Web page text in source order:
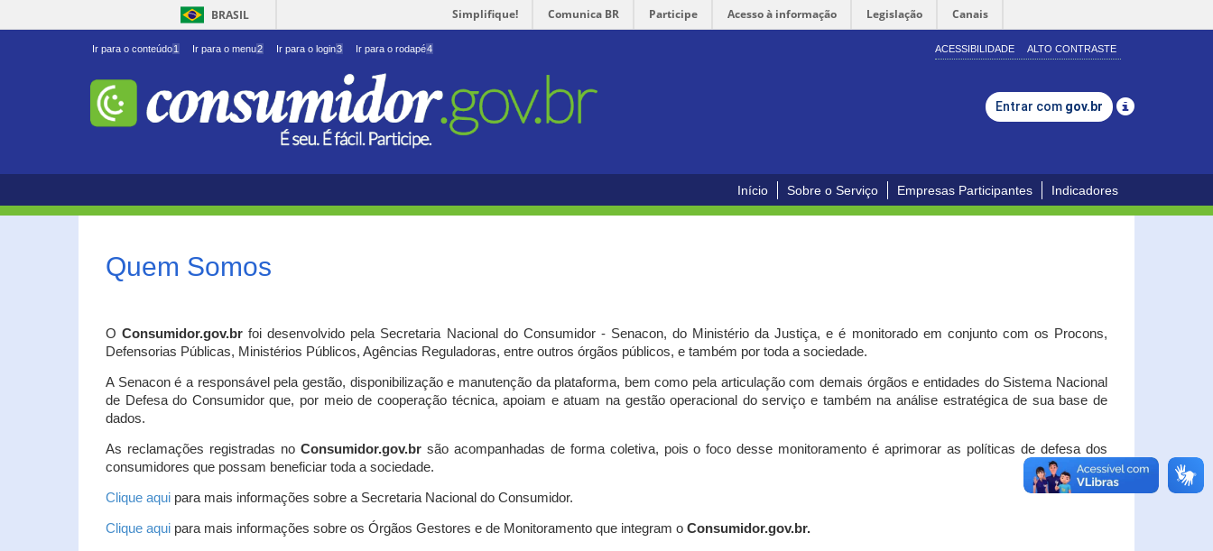
BRASIL Simplifique! Comunica BR Participe Acesso à informação Legislação Canais
Ir para o conteúdo1 Ir para o menu2 Ir para o login3 Ir para o rodapé4 ACESSIBILIDADE ALTO CONTRASTE
Entrar com gov.br
Início Sobre o Serviço Empresas Participantes Indicadores
Quem Somos
OConsumidor.gov.br foi desenvolvido pela Secretaria Nacional do Consumidor - Senacon, do Ministério da Justiça, e é monitorado em conjunto com os Procons,
Defensorias Públicas, Ministérios Públicos, Agências Reguladoras, entre outros órgãos públicos, e também por toda a sociedade.
A Senacon é a responsável pela gestão, disponibilização e manutenção da plataforma, bem como pela articulação com demais órgãos e entidades do Sistema Nacional
de Defesa do Consumidor que, por meio de cooperação técnica, apoiam e atuam na gestão operacional do serviço e também na análise estratégica de sua base de
dados.
As reclamações registradas no Consumidor.gov.brsão acompanhadas de forma coletiva, pois o foco desse monitoramento é aprimorar as políticas de defesa dos
consumidores que possam beneficiar toda a sociedade.
Clique aqui para mais informações sobre a Secretaria Nacional do Consumidor.
Clique aqui para mais informações sobre os Órgãos Gestores e de Monitoramento que integram o Consumidor.gov.br.